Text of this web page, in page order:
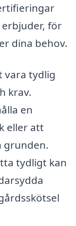
för
dina behov.
vara tydlig
krav.
en
eller att
grunden.
tydligt kan